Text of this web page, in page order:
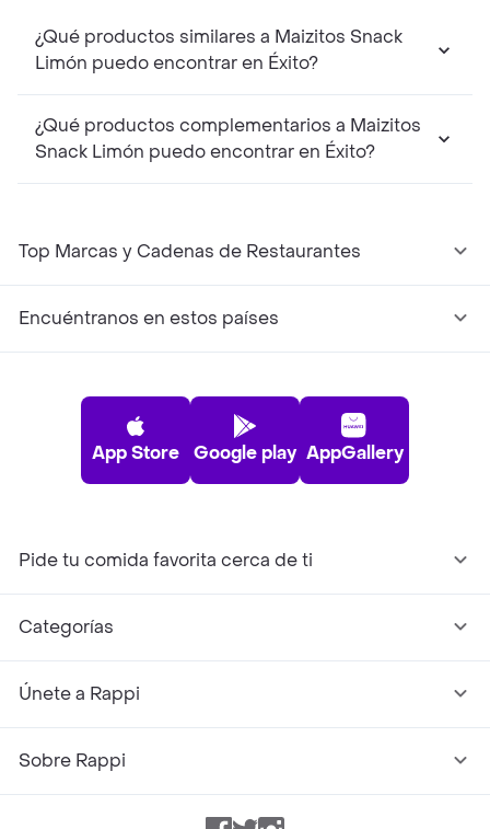
¿Qué productos similares a Maizitos Snack
Limón puedo encontrar en Éxito?
¿Qué productos complementarios a Maizitos
Snack Limón puedo encontrar en Éxito?
Top Marcas y Cadenas de Restaurantes
Encuéntranos en estos países
App Store Google play AppGallery
Pide tu comida favorita cerca de ti
Categorías
Únete a Rappi
Sobre Rappi